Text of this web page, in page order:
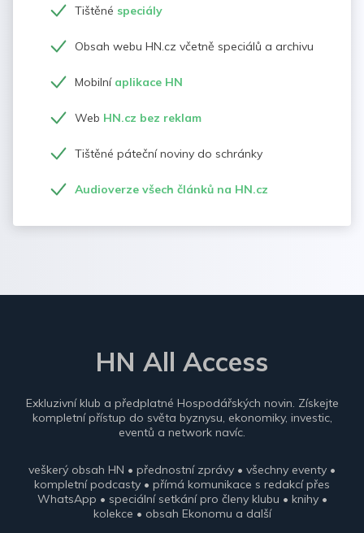
Tištěné speciály
Obsah webu HN.cz včetně speciálů a archivu
Mobilní aplikace HN
Web HN.cz bez reklam
Tištěné páteční noviny do schránky
Audioverze všech článků na HN.cz
HN All Access
Exkluzivní klub a předplatné Hospodářských novin. Získejte
kompletní přístup do světa byznysu, ekonomiky, investic,
eventů a network navíc.
veškerý obsah HN • přednostní zprávy • všechny eventy •
kompletní podcasty • přímá komunikace s redakcí přes
WhatsApp • speciální setkání pro členy klubu • knihy •
kolekce • obsah Ekonomu a další